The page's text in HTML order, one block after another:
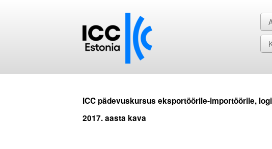
ICC pädevuskursus eksportöörile-importöörile,
2017. aasta kava